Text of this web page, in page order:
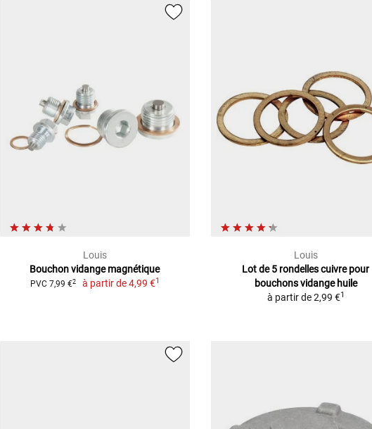
Louis
Bouchon vidange magnétique
PVC 7,99 €2 à partir de4,99 €1
Louis
Lot de 5 rondelles cuivre pour
bouchons vidange huile
à partir de2,99 €1